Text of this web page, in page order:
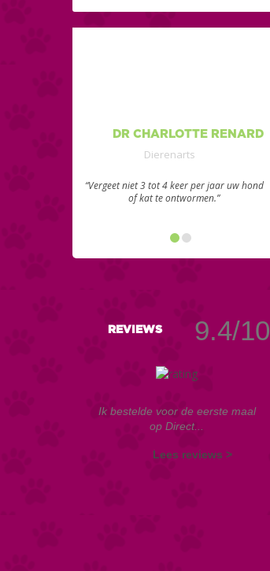
DR CHARLOTTE RENARD
Dierenarts
“Vergeet niet 3 tot 4 keer per jaar uw hond
of kat te ontwormen.”
REVIEWS 9.4/10
Ik bestelde voor de eerste maal
op Direct...
Lees reviews >